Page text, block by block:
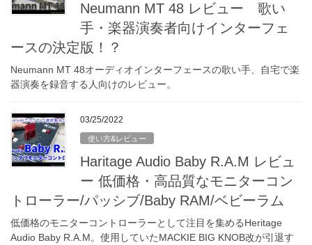
Neumann MT 48 レビュー 歌い
手・楽器演奏者向けインターフェ
ースの決定版！？
Neumann MT 48オーディオインターフェースの歌い手、自宅で楽
器演奏を録音する人向けのレビュー。
03/25/2022
使い方&レビュー
Haritage Audio Baby R.A.M レビュ
ー 低価格・高品質なモニターコン
トローラー/パッシブ/Baby RAM/ベビーラム
低価格のモニターコントローラーとして注目を集めるHeritage
Audio Baby R.A.M。使用していたMACKIE BIG KNOB改が引退す